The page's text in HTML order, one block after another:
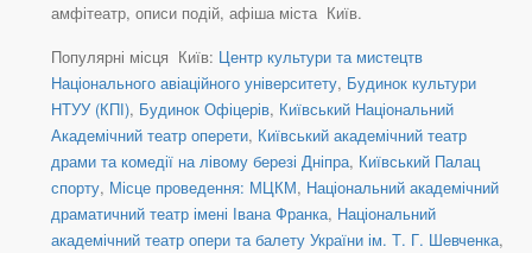
амфітеатр, описи подій, афіша міста Київ.
Популярні місця Київ: Центр культури та мистецтв
Національного авіаційного університету, Будинок культури
НТУУ (КПІ), Будинок Офіцерів, Київський Національний
Академічний театр оперети, Київський академічний театр
драми та комедії на лівому березі Дніпра, Київський Палац
спорту, Місце проведення: МЦКМ, Національний академічний
драматичний театр імені Івана Франка, Національний
академічний театр опери та балету України ім. Т. Г. Шевченка,